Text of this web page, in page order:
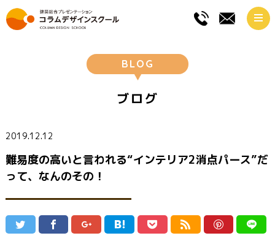
BLOG
ブログ
2019.12.12
難易度の高いと言われる“インテリア2消点パース”だ
って、なんのその！